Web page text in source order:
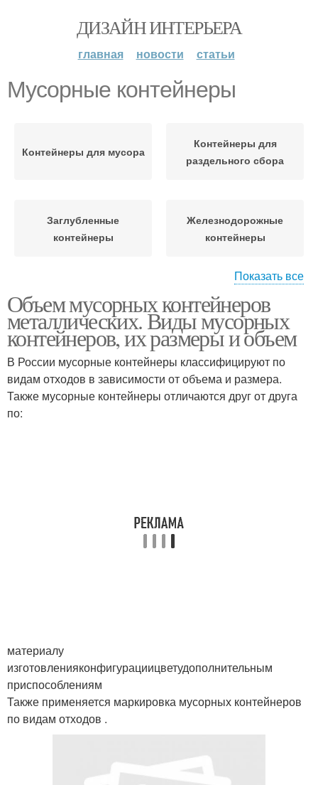
ДИЗАЙН ИНТЕРЬЕРА
главная новости статьи
Мусорные контейнеры
Контейнеры для мусора
Контейнеры для
раздельного сбора
Заглубленные
контейнеры
Железнодорожные
контейнеры
контейнеры
Морской контейнер
Контейнеры от
строений
Показать все
Объем мусорных контейнеров
металлических. Виды мусорных
контейнеров, их размеры и объем
В России мусорные контейнеры классифицируют по
видам отходов в зависимости от объема и размера.
Также мусорные контейнеры отличаются друг от друга
по:
материалу
изготовленияконфигурациицветудополнительным
приспособлениям
Также применяется маркировка мусорных контейнеров
по видам отходов .